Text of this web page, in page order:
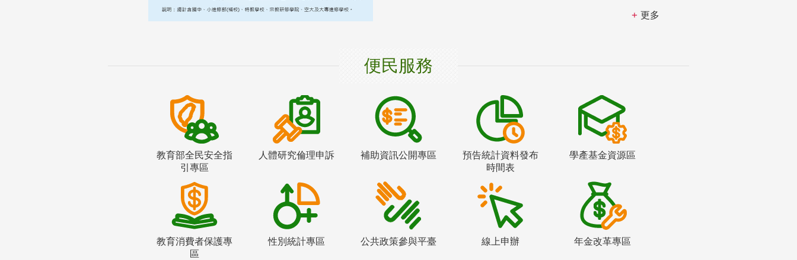
更多
便民服務
教育部全民安全指
引專區
人體研究倫理申訴 補助資訊公開專區
預告統計資料發布
時間表
學產基金資源區
教育消費者保護專
區
性別統計專區 公共政策參與平臺 線上申辦 年金改革專區